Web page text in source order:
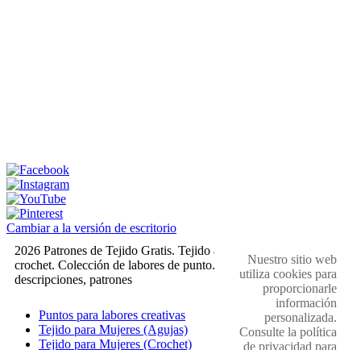
Cambiar a la versión de escritorio
2026 Patrones de Tejido Gratis. Tejido a dos agujas y
crochet. Colección de labores de punto. Muestras,
descripciones, patrones
Puntos para labores creativas
Tejido para Mujeres (Agujas)
Tejido para Mujeres (Crochet)
Nuestro sitio web
utiliza cookies para
proporcionarle
información
personalizada.
Consulte la política
de privacidad para